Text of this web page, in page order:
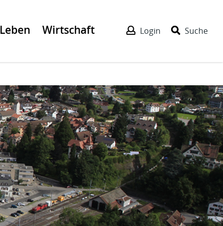
Leben Wirtschaft Login Suche